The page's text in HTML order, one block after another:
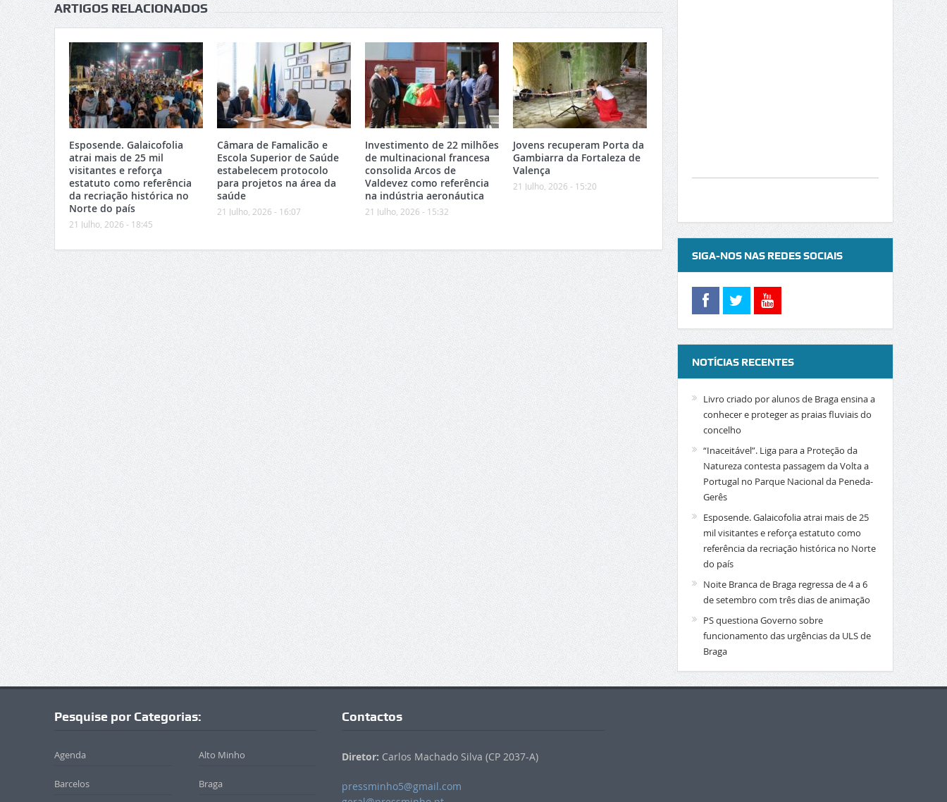
ARTIGOS RELACIONADOS
Esposende. Galaicofolia
atrai mais de 25 mil
visitantes e reforça
estatuto como referência
da recriação histórica no
Norte do país
21 Julho, 2026 - 18:45
Câmara de Famalicão e
Escola Superior de Saúde
estabelecem protocolo
para projetos na área da
saúde
21 Julho, 2026 - 16:07
Investimento de 22 milhões
de multinacional francesa
consolida Arcos de
Valdevez como referência
na indústria aeronáutica
21 Julho, 2026 - 15:32
Jovens recuperam Porta da
Gambiarra da Fortaleza de
Valença
21 Julho, 2026 - 15:20
SIGA-NOS NAS REDES SOCIAIS
NOTÍCIAS RECENTES
Livro criado por alunos de Braga ensina a
conhecer e proteger as praias fluviais do
concelho
“Inaceitável”. Liga para a Proteção da
Natureza contesta passagem da Volta a
Portugal no Parque Nacional da Peneda-
Gerês
Esposende. Galaicofolia atrai mais de 25
mil visitantes e reforça estatuto como
referência da recriação histórica no Norte
do país
Noite Branca de Braga regressa de 4 a 6
de setembro com três dias de animação
PS questiona Governo sobre
funcionamento das urgências da ULS de
Braga
Pesquise por Categorias:
Agenda Alto Minho
Barcelos Braga
Contactos
Diretor: Carlos Machado Silva (CP 2037-A)
pressminho5@gmail.com